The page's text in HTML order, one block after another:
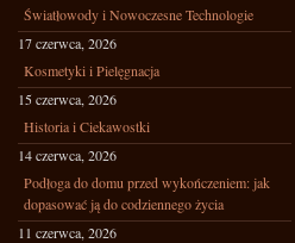
Światłowody i Nowoczesne Technologie
17 czerwca, 2026
Kosmetyki i Pielęgnacja
15 czerwca, 2026
Historia i Ciekawostki
14 czerwca, 2026
Podłoga do domu przed wykończeniem: jak
dopasować ją do codziennego życia
11 czerwca, 2026